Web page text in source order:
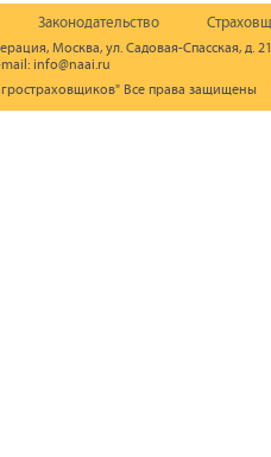
Законодательство
Москва, ул. Садовая-Спасская, д.
info@naai.ru
Все права защищены